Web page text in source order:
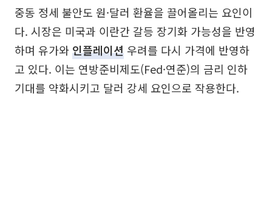
중동 정세 불안도 원·달러 환율을 끌어올리는 요인이
다. 시장은 미국과 이란간 갈등 장기화 가능성을 반영
하며 유가와인플레이션 우려를 다시 가격에 반영하
고 있다. 이는 연방준비제도(Fed·연준)의 금리 인하
기대를 약화시키고 달러 강세 요인으로 작용한다.